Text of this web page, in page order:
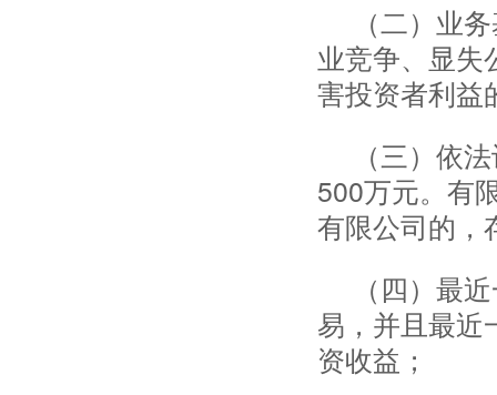
（二）业
业竞争、显失
害投资者利益
（三）依
500万元。有
有限公司的，
（四）最
易，并且最近
资收益；